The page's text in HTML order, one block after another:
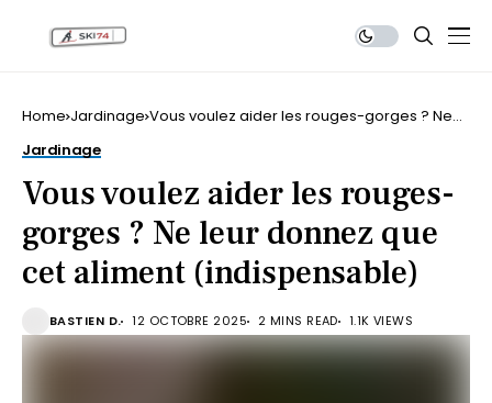
Home Jardinage Vous voulez aider les rouges-gorges ? Ne
Jardinage
Vous voulez aider les rouges-
gorges ? Ne leur donnez que
cet aliment (indispensable)
BASTIEN D. 12 OCTOBRE 2025 2 MINS READ 1.1K VIEWS